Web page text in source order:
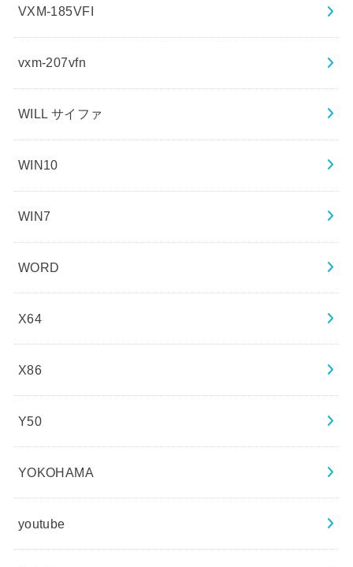
VXM-185VFI
vxm-207vfn
WILL サイファ
WIN10
WIN7
WORD
X64
X86
Y50
YOKOHAMA
youtube